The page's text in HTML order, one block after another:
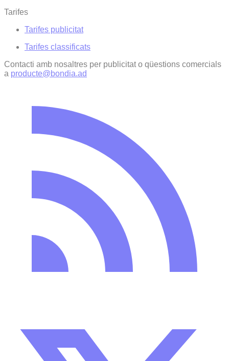
Tarifes
Tarifes publicitat
Tarifes classificats
Contacti amb nosaltres per publicitat o qüestions comercials
a producte@bondia.ad